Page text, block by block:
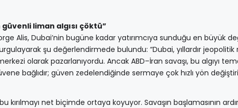
güvenli liman algısı çöktü”
Alis, Dubai’nin bugüne kadar yatırımcıya sunduğu en büyük
şu değerlendirmede bulundu: “Dubai, yıllardır jeopolitik
olarak pazarlanıyordu. Ancak ABD–İran savaşı, bu algıyı
bağlıdır; güven zedelendiğinde sermaye çok hızlı yön
kırılmayı net biçimde ortaya koyuyor. Savaşın başlamasının